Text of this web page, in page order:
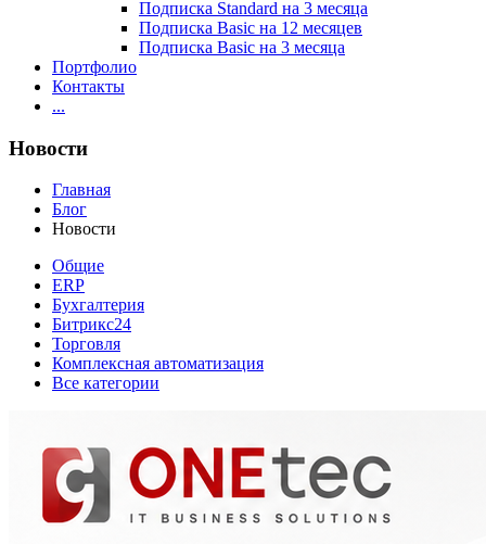
Подписка Standard на 3 месяца
Подписка Basic на 12 месяцев
Подписка Basic на 3 месяца
Портфолио
Контакты
...
Новости
Главная
Блог
Новости
Общие
ERP
Бухгалтерия
Битрикс24
Торговля
Комплексная автоматизация
Все категории